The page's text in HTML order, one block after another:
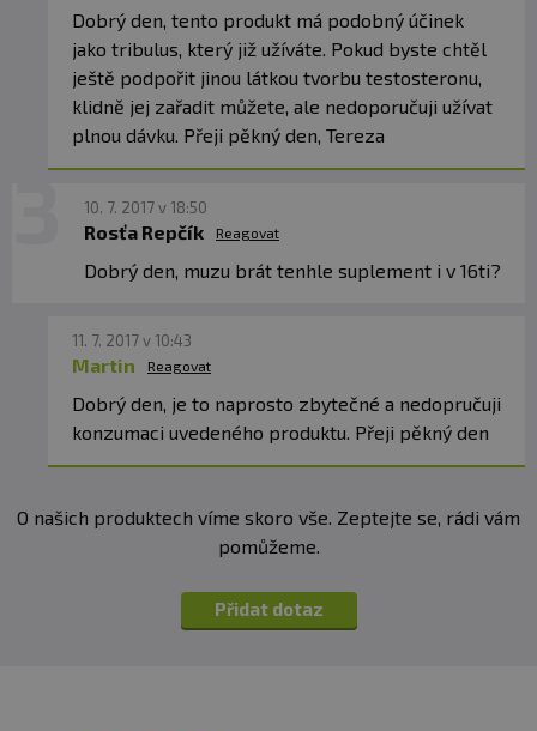
Dobrý den, tento produkt má podobný účinek
jako tribulus, který již užíváte. Pokud byste chtěl
ještě podpořit jinou látkou tvorbu testosteronu,
klidně jej zařadit můžete, ale nedoporučuji užívat
plnou dávku. Přeji pěkný den, Tereza
10. 7. 2017 v 18:50
Rosťa Repčík Reagovat
Dobrý den, muzu brát tenhle suplement i v 16ti?
11. 7. 2017 v 10:43
Martin Reagovat
Dobrý den, je to naprosto zbytečné a nedopručuji
konzumaci uvedeného produktu. Přeji pěkný den
O našich produktech víme skoro vše. Zeptejte se, rádi vám
pomůžeme.
Přidat dotaz